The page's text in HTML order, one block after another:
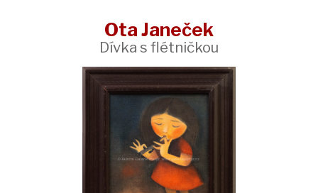
Ota Janeček
Dívka s flétničkou